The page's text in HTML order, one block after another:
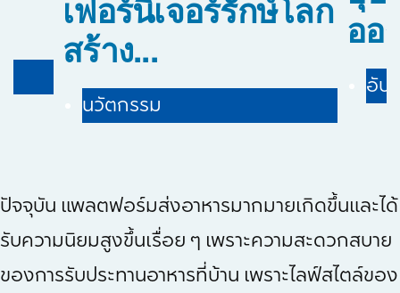
สร้าง...
นวัตกรรม
ออ
อัป
ปัจจุบัน แพลตฟอร์มส่งอาหารมากมายเกิดขึ้นและได้
รับความนิยมสูงขึ้นเรื่อย ๆ เพราะความสะดวกสบาย
ของการรับประทานอาหารที่บ้าน เพราะไลฟ์สไตล์ของ